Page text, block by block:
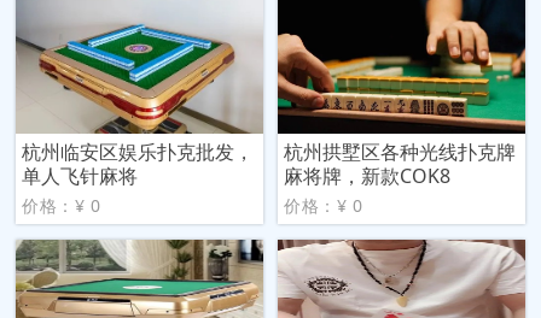
杭州临安区娱乐扑克批发，
单人飞针麻将
价格：¥ 0
杭州拱墅区各种光线扑克牌
麻将牌，新款COK8
价格：¥ 0